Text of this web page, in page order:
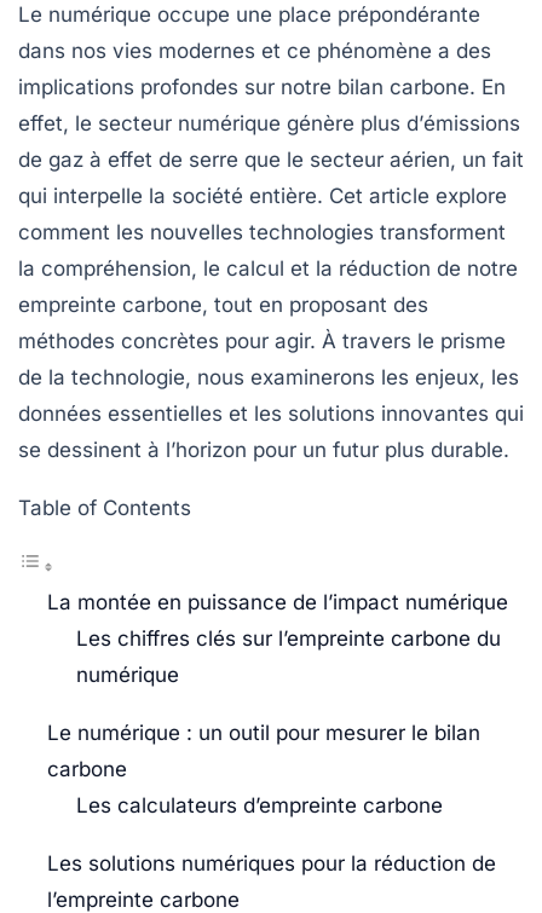
Le numérique occupe une place prépondérante
dans nos vies modernes et ce phénomène a des
implications profondes sur notre bilan carbone. En
effet, le secteur numérique génère plus d’émissions
de gaz à effet de serre que le secteur aérien, un fait
qui interpelle la société entière. Cet article explore
comment les nouvelles technologies transforment
la compréhension, le calcul et la réduction de notre
empreinte carbone, tout en proposant des
méthodes concrètes pour agir. À travers le prisme
de la technologie, nous examinerons les enjeux, les
données essentielles et les solutions innovantes qui
se dessinent à l’horizon pour un futur plus durable.
Table of Contents
La montée en puissance de l’impact numérique
Les chiffres clés sur l’empreinte carbone du
numérique
Le numérique : un outil pour mesurer le bilan
carbone
Les calculateurs d’empreinte carbone
Les solutions numériques pour la réduction de
l’empreinte carbone